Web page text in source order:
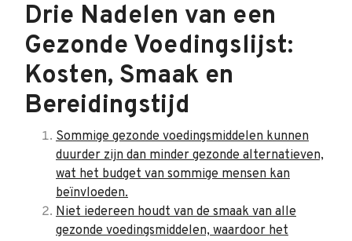
Drie Nadelen van een
Gezonde Voedingslijst:
Kosten, Smaak en
Bereidingstijd
Sommige gezonde voedingsmiddelen kunnen
duurder zijn dan minder gezonde alternatieven,
wat het budget van sommige mensen kan
beïnvloeden.
Niet iedereen houdt van de smaak van alle
gezonde voedingsmiddelen, waardoor het